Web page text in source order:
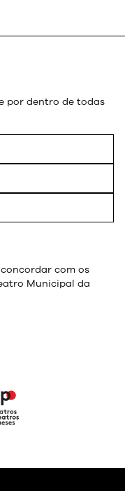
por dentro de todas
com os
Municipal da